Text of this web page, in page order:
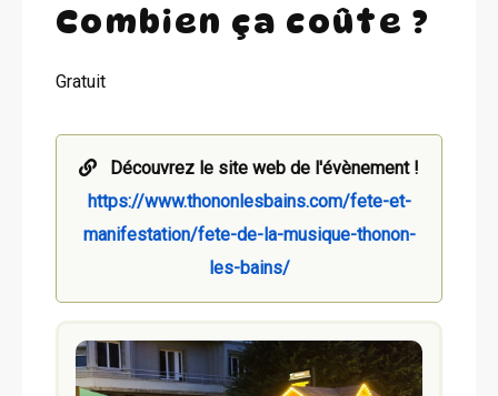
Combien ça coûte ?
Gratuit
Découvrez le site web de l'évènement !
https://www.thononlesbains.com/fete-et-
manifestation/fete-de-la-musique-thonon-
les-bains/